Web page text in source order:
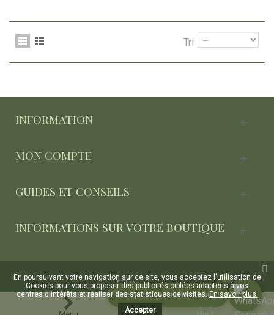
Tri
INFORMATION
MON COMPTE
GUIDES ET CONSEILS
INFORMATIONS SUR VOTRE BOUTIQUE
Bureau
✕
Une question ? Écrivez-nous !
En poursuivant votre navigation sur ce site, vous acceptez l'utilisation de
Cookies pour vous proposer des publicités ciblées adaptées à vos
centres d'intérêts et réaliser des statistiques de visites. En savoir plus.
Accepter